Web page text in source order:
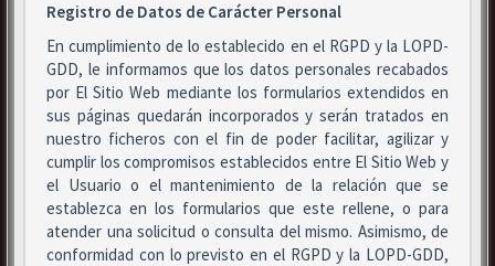
Registro de Datos de Carácter Personal
En cumplimiento de lo establecido en el RGPD y la LOPD-
GDD, le informamos que los datos personales recabados
por El Sitio Web mediante los formularios extendidos en
sus páginas quedarán incorporados y serán tratados en
nuestro ficheros con el fin de poder facilitar, agilizar y
cumplir los compromisos establecidos entre El Sitio Web y
el Usuario o el mantenimiento de la relación que se
establezca en los formularios que este rellene, o para
atender una solicitud o consulta del mismo. Asimismo, de
conformidad con lo previsto en el RGPD y la LOPD-GDD,